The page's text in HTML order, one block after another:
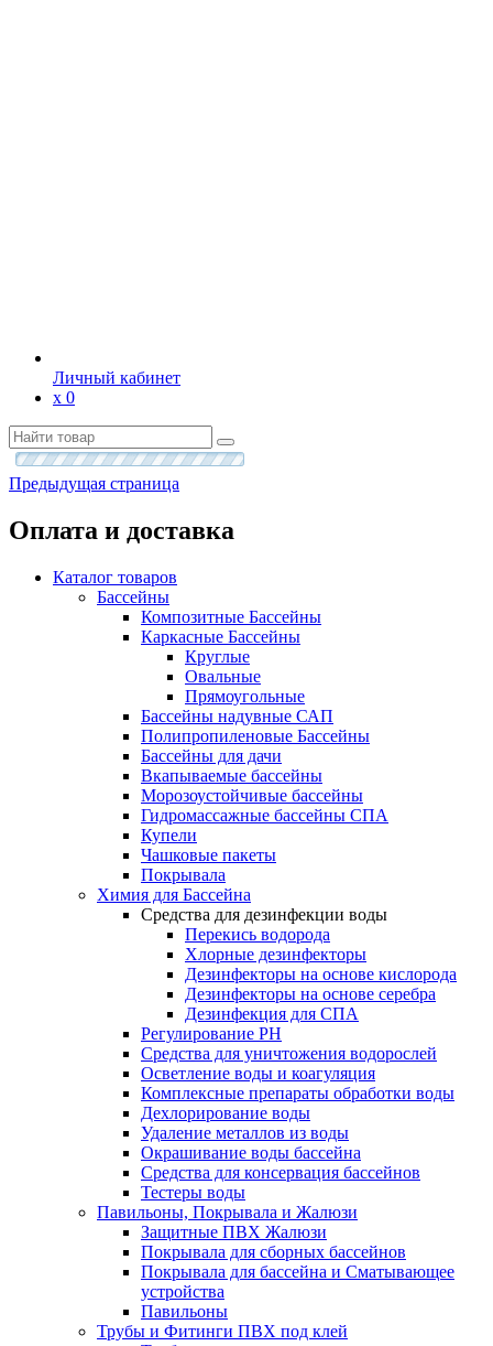
Личный кабинет
х 0
Предыдущая страница
Оплата и доставка
Каталог товаров
Бассейны
Композитные Бассейны
Каркасные Бассейны
Круглые
Овальные
Прямоугольные
Бассейны надувные САП
Полипропиленовые Бассейны
Бассейны для дачи
Вкапываемые бассейны
Морозоустойчивые бассейны
Гидромассажные бассейны СПА
Купели
Чашковые пакеты
Покрывала
Химия для Бассейна
Средства для дезинфекции воды
Перекись водорода
Хлорные дезинфекторы
Дезинфекторы на основе кислорода
Дезинфекторы на основе серебра
Дезинфекция для СПА
Регулирование РН
Средства для уничтожения водорослей
Осветление воды и коагуляция
Комплексные препараты обработки воды
Дехлорирование воды
Удаление металлов из воды
Окрашивание воды бассейна
Средства для консервация бассейнов
Тестеры воды
Павильоны, Покрывала и Жалюзи
Защитные ПВХ Жалюзи
Покрывала для сборных бассейнов
Покрывала для бассейна и Сматывающее
устройства
Павильоны
Трубы и Фитинги ПВХ под клей